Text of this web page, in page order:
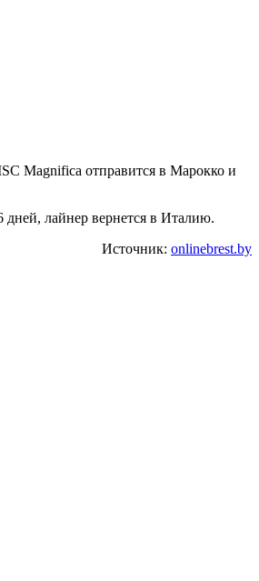
Magnifica отправится в Марокко и
лайнер вернется в Италию.
Источник: onlinebrest.by